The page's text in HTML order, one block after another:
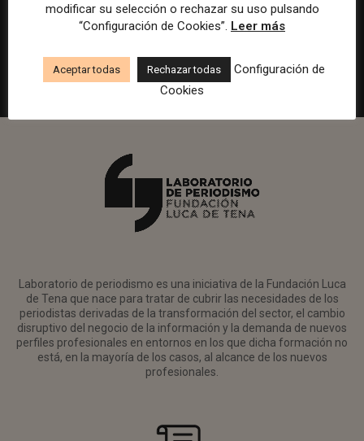
Madrid Watif Presencial Tiempo completo
Laboratorio de periodismo es una iniciativa de la Fundación Luca
de Tena que nace para tratar de cubrir las necesidades de los
periodistas derivadas de la transformación del sector, el cambio
disruptivo del negocio de la información y la demanda de nuevos
perfiles profesionales en entornos en los que dicha formación no
está, en la mayoría de los casos, al alcance de los nuevos
profesionales.
modificar su selección o rechazar su uso pulsando
“Configuración de Cookies”. Leer más
Aceptar todas Rechazar todas
Configuración de
Cookies